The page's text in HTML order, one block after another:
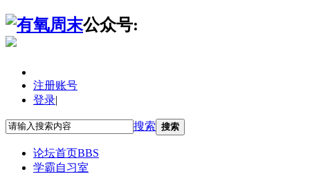
公众号:
注册账号
登录|
搜索 搜索
论坛首页BBS
学霸自习室